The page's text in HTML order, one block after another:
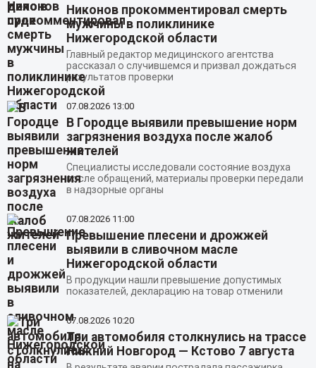
Никонов прокомментировал смерть
мужчины в поликлинике
Нижегородской области
Главный редактор медицинского агентства
рассказал о случившемся и призвал дождаться
результатов проверки
07.08.2026 13:00
В Городце выявили превышение норм
загрязнения воздуха после жалоб
жителей
Специалисты исследовали состояние воздуха
после обращений, материалы проверки передали
в надзорные органы
07.08.2026 11:00
Превышение плесени и дрожжей
выявили в сливочном масле
Нижегородской области
В продукции нашли превышение допустимых
показателей, декларацию на товар отменили
07.08.2026 10:20
Три автомобиля столкнулись на трассе
Нижний Новгород — Кстово 7 августа